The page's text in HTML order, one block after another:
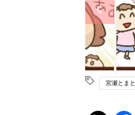
宮瀬とまと